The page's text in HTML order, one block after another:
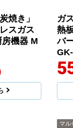
焼き」
スガス
機器 M
ガ
熱
バ
マル